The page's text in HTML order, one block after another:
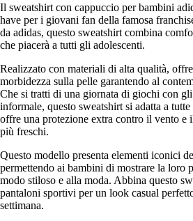
Il sweatshirt con cappuccio per bambini
have per i giovani fan della famosa
da adidas, questo sweatshirt combina
che piacerà a tutti gli adolescenti.
Realizzato con materiali di alta qualità,
morbidezza sulla pelle garantendo al
Che si tratti di una giornata di giochi con
informale, questo sweatshirt si adatta a
offre una protezione extra contro il vento e
più freschi.
Questo modello presenta elementi iconici
permettendo ai bambini di mostrare la loro
modo stiloso e alla moda. Abbina questo
pantaloni sportivi per un look casual
settimana.